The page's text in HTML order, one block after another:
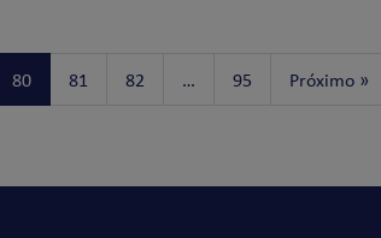
80 81 82 … 95 Próximo »